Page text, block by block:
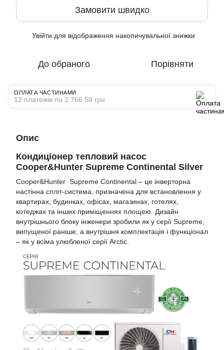
Замовити швидко
Увійти для відображення накопичувальної знижки
До обраного Порівняти
ОПЛАТА ЧАСТИНАМИ
12 платежів по 2 766.58 грн
Опис
Кондиціонер тепловий насос
Cooper&Hunter Supreme Continental Silver
Cooper&Hunter Supreme Continental – це інверторна
настінна спліт-система, призначена для встановлення у
квартирах, будинках, офісах, магазинах, готелях,
котеджах та інших приміщеннях площею. Дизайн
внутрішнього блоку інженери зробили як у серії Supreme,
випущеної раніше, а внутрішня комплектація і функціонал
– як у всіма улюбленої серії Arctic.